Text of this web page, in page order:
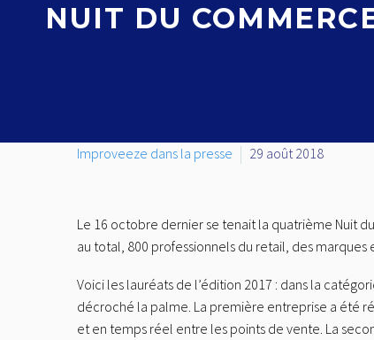
NUIT DU
Improveeze dans la presse 29 août 2018
Le 16 octobre dernier se tenait la quatrième Nuit
au total, 800 professionnels du retail, des
Voici les lauréats de l’édition 2017 : dans la
décroché la palme. La première entreprise a été
et en temps réel entre les points de vente. La